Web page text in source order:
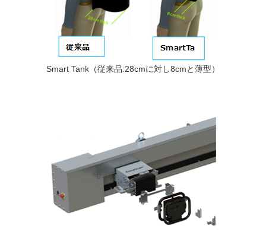
Smart Tank（従来品:28cmに対し8cmと薄型）